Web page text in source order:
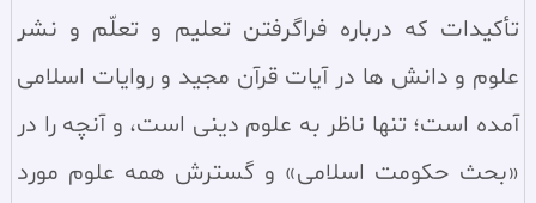
تأكيدات كه درباره فراگرفتن تعليم و تعلّم و نشر
علوم و دانش ها در آيات قرآن مجيد و روايات اسلامى
آمده است؛ تنها ناظر به علوم دينى است، و آنچه را در
«بحث حكومت اسلامى» و گسترش همه علوم مورد